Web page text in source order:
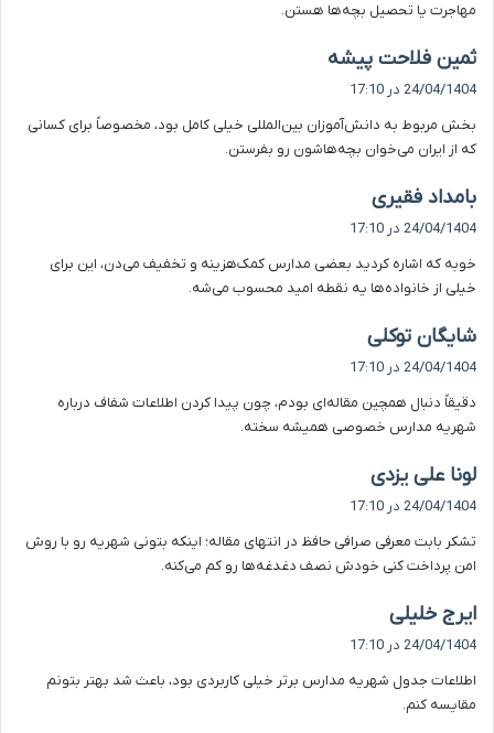
مهاجرت یا تحصیل بچه‌ها هستن.
ثمین فلاحت پیشه
:
24/04/1404 در 17:10
بخش مربوط به دانش‌آموزان بین‌المللی خیلی کامل بود، مخصوصاً برای کسانی
که از ایران می‌خوان بچه‌هاشون رو بفرستن.
بامداد فقیری
ف
:
24/04/1404 در 17:10
خوبه که اشاره کردید بعضی مدارس کمک‌هزینه و تخفیف می‌دن، این برای
خیلی از خانواده‌ها یه نقطه امید محسوب می‌شه.
شایگان توکلی
ف
:
24/04/1404 در 17:10
دقیقاً دنبال همچین مقاله‌ای بودم، چون پیدا کردن اطلاعات شفاف درباره
شهریه مدارس خصوصی همیشه سخته.
لونا علی یزدی
ف
:
24/04/1404 در 17:10
تشکر بابت معرفی صرافی حافظ در انتهای مقاله؛ اینکه بتونی شهریه رو با روش
امن پرداخت کنی خودش نصف دغدغه‌ها رو کم می‌کنه.
ایرج خلیلی
ف
:
24/04/1404 در 17:10
اطلاعات جدول شهریه مدارس برتر خیلی کاربردی بود، باعث شد بهتر بتونم
مقایسه کنم.